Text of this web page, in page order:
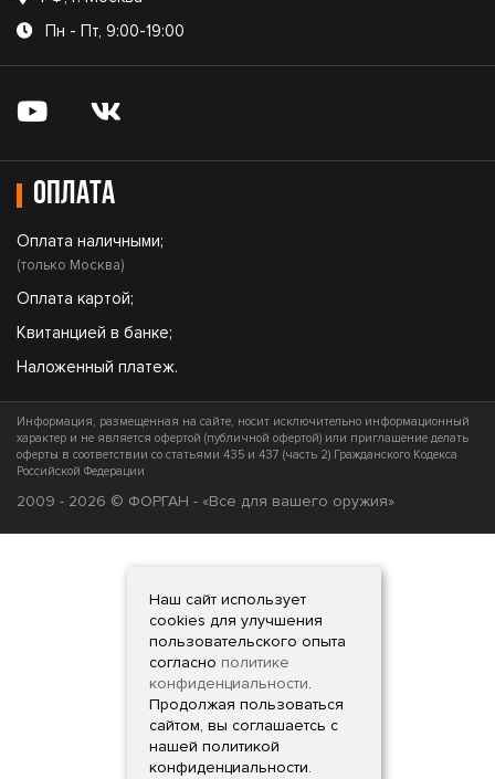
Пн - Пт, 9:00-19:00
Оплата
Оплата наличными;
(только Москва)
Оплата картой;
Квитанцией в банке;
Наложенный платеж.
Информация, размещенная на сайте, носит исключительно информационный
характер и не является офертой (публичной офертой) или приглашение делать
оферты в соответствии со статьями 435 и 437 (часть 2) Гражданского Кодекса
Российской Федерации
2009 - 2026 © ФОРГАН - «Все для вашего оружия»
Наш сайт использует
cookies для улучшения
пользовательского опыта
согласно политике
конфиденциальности.
Продолжая пользоваться
сайтом, вы соглашаетсь с
нашей политикой
конфиденциальности.